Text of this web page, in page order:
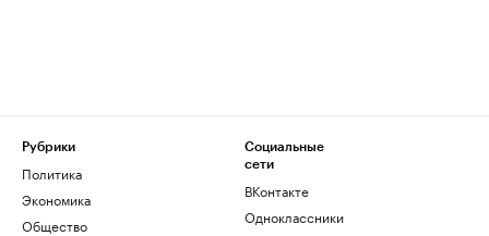
Рубрики
Политика
Экономика
Общество
Социальные
сети
ВКонтакте
Одноклассники